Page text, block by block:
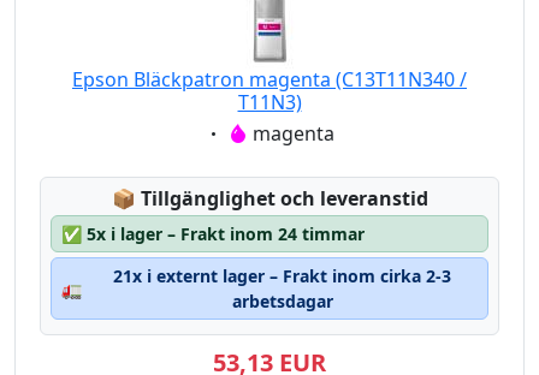
Epson Bläckpatron magenta (C13T11N340 /
T11N3)
Eigenschaft:
magenta
📦 Lagerstatus:
Tillgänglighet och leveranstid
✅ 5x i lager – Frakt inom 24 timmar
🚛
21x i externt lager – Frakt inom cirka 2-3
arbetsdagar
53,13 EUR